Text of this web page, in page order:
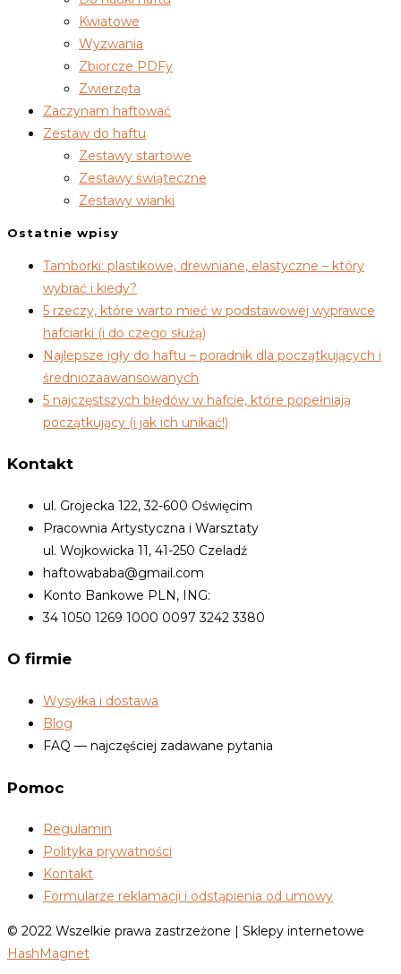
Kwiatowe
Wyzwania
Zbiorcze PDFy
Zwierzęta
Zaczynam haftować
Zestaw do haftu
Zestawy startowe
Zestawy świąteczne
Zestawy wianki
Ostatnie wpisy
Tamborki: plastikowe, drewniane, elastyczne – który
wybrać i kiedy?
5 rzeczy, które warto mieć w podstawowej wyprawce
hafciarki (i do czego służą)
Najlepsze igły do haftu – poradnik dla początkujących i
średniozaawansowanych
5 najczęstszych błędów w hafcie, które popełniają
początkujący (i jak ich unikać!)
Kontakt
ul. Grojecka 122, 32-600 Oświęcim
Pracownia Artystyczna i Warsztaty
ul. Wojkowicka 11, 41-250 Czeladź
haftowababa@gmail.com
Konto Bankowe PLN, ING:
34 1050 1269 1000 0097 3242 3380
O firmie
Wysyłka i dostawa
Blog
FAQ — najczęściej zadawane pytania
Pomoc
Regulamin
Polityka prywatności
Kontakt
Formularze reklamacji i odstąpienia od umowy
© 2022 Wszelkie prawa zastrzeżone | Sklepy internetowe
HashMagnet